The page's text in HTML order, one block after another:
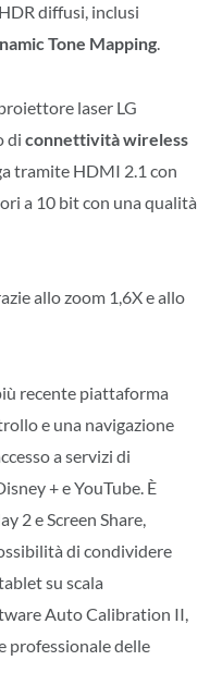
diffusi, inclusi
Tone Mapping.
laser LG
di connettività wireless
tramite HDMI 2.1 con
a 10 bit con una qualità
allo zoom 1,6X e allo
recente piattaforma
e una navigazione
a servizi di
+ e YouTube. È
2 e Screen Share,
di condividere
su scala
Auto Calibration II,
professionale delle